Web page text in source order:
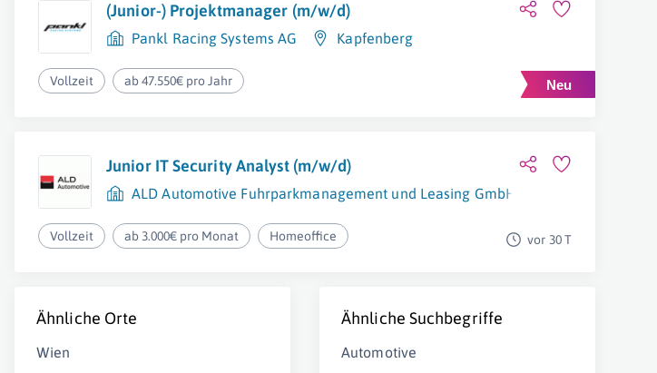
(Junior-) Projektmanager (m/w/d)
Pankl Racing Systems AG Kapfenberg
Vollzeit ab 47.550€ pro Jahr
Junior IT Security Analyst (m/w/d)
ALD Automotive Fuhrparkmanagement und Leasing GmbH
Vollzeit ab 3.000€ pro Monat Homeoffice vor 30 T
Ähnliche Orte
Wien
Ähnliche Suchbegriffe
Automotive